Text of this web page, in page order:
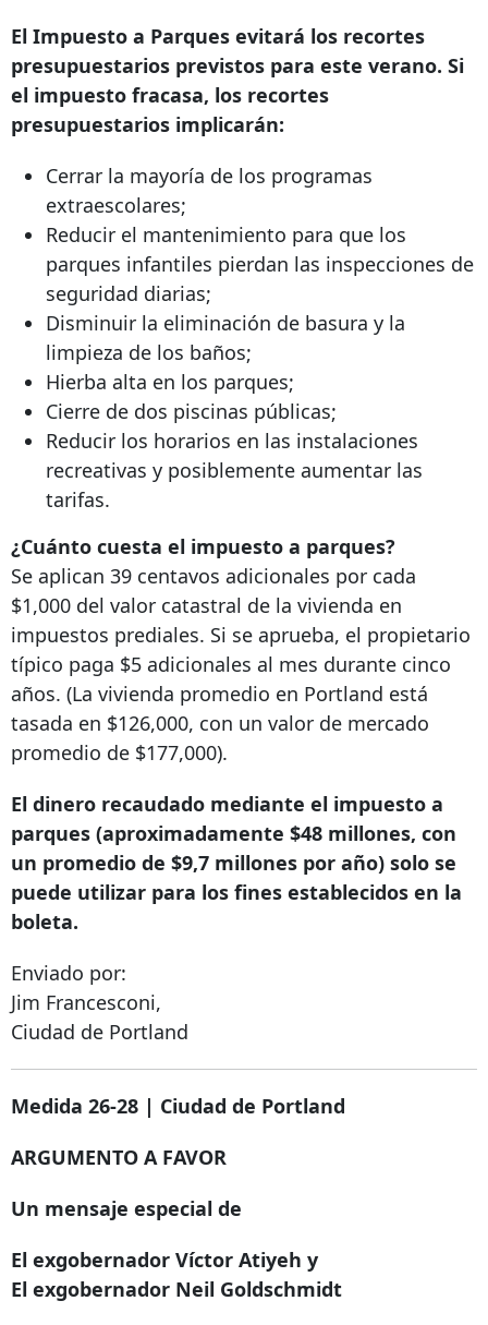
El Impuesto a Parques evitará los recortes
presupuestarios previstos para este verano. Si
el impuesto fracasa, los recortes
presupuestarios implicarán:
Cerrar la mayoría de los programas
extraescolares;
Reducir el mantenimiento para que los
parques infantiles pierdan las inspecciones de
seguridad diarias;
Disminuir la eliminación de basura y la
limpieza de los baños;
Hierba alta en los parques;
Cierre de dos piscinas públicas;
Reducir los horarios en las instalaciones
recreativas y posiblemente aumentar las
tarifas.
¿Cuánto cuesta el impuesto a parques?
Se aplican 39 centavos adicionales por cada
$1,000 del valor catastral de la vivienda en
impuestos prediales. Si se aprueba, el propietario
típico paga $5 adicionales al mes durante cinco
años. (La vivienda promedio en Portland está
tasada en $126,000, con un valor de mercado
promedio de $177,000).
El dinero recaudado mediante el impuesto a
parques (aproximadamente $48 millones, con
un promedio de $9,7 millones por año) solo se
puede utilizar para los fines establecidos en la
boleta.
Enviado por:
Jim Francesconi,
Ciudad de Portland
Medida 26-28 | Ciudad de Portland
ARGUMENTO A FAVOR
Un mensaje especial de
El exgobernador Víctor Atiyeh y
El exgobernador Neil Goldschmidt